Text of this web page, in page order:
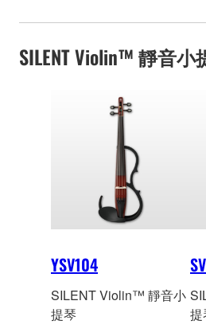
SILENT Violin™ 靜音小
YSV104
SILENT Violin™ 靜音小
提琴
提